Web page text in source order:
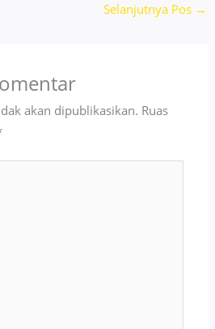
Selanjutnya Pos →
akan dipublikasikan. Ruas